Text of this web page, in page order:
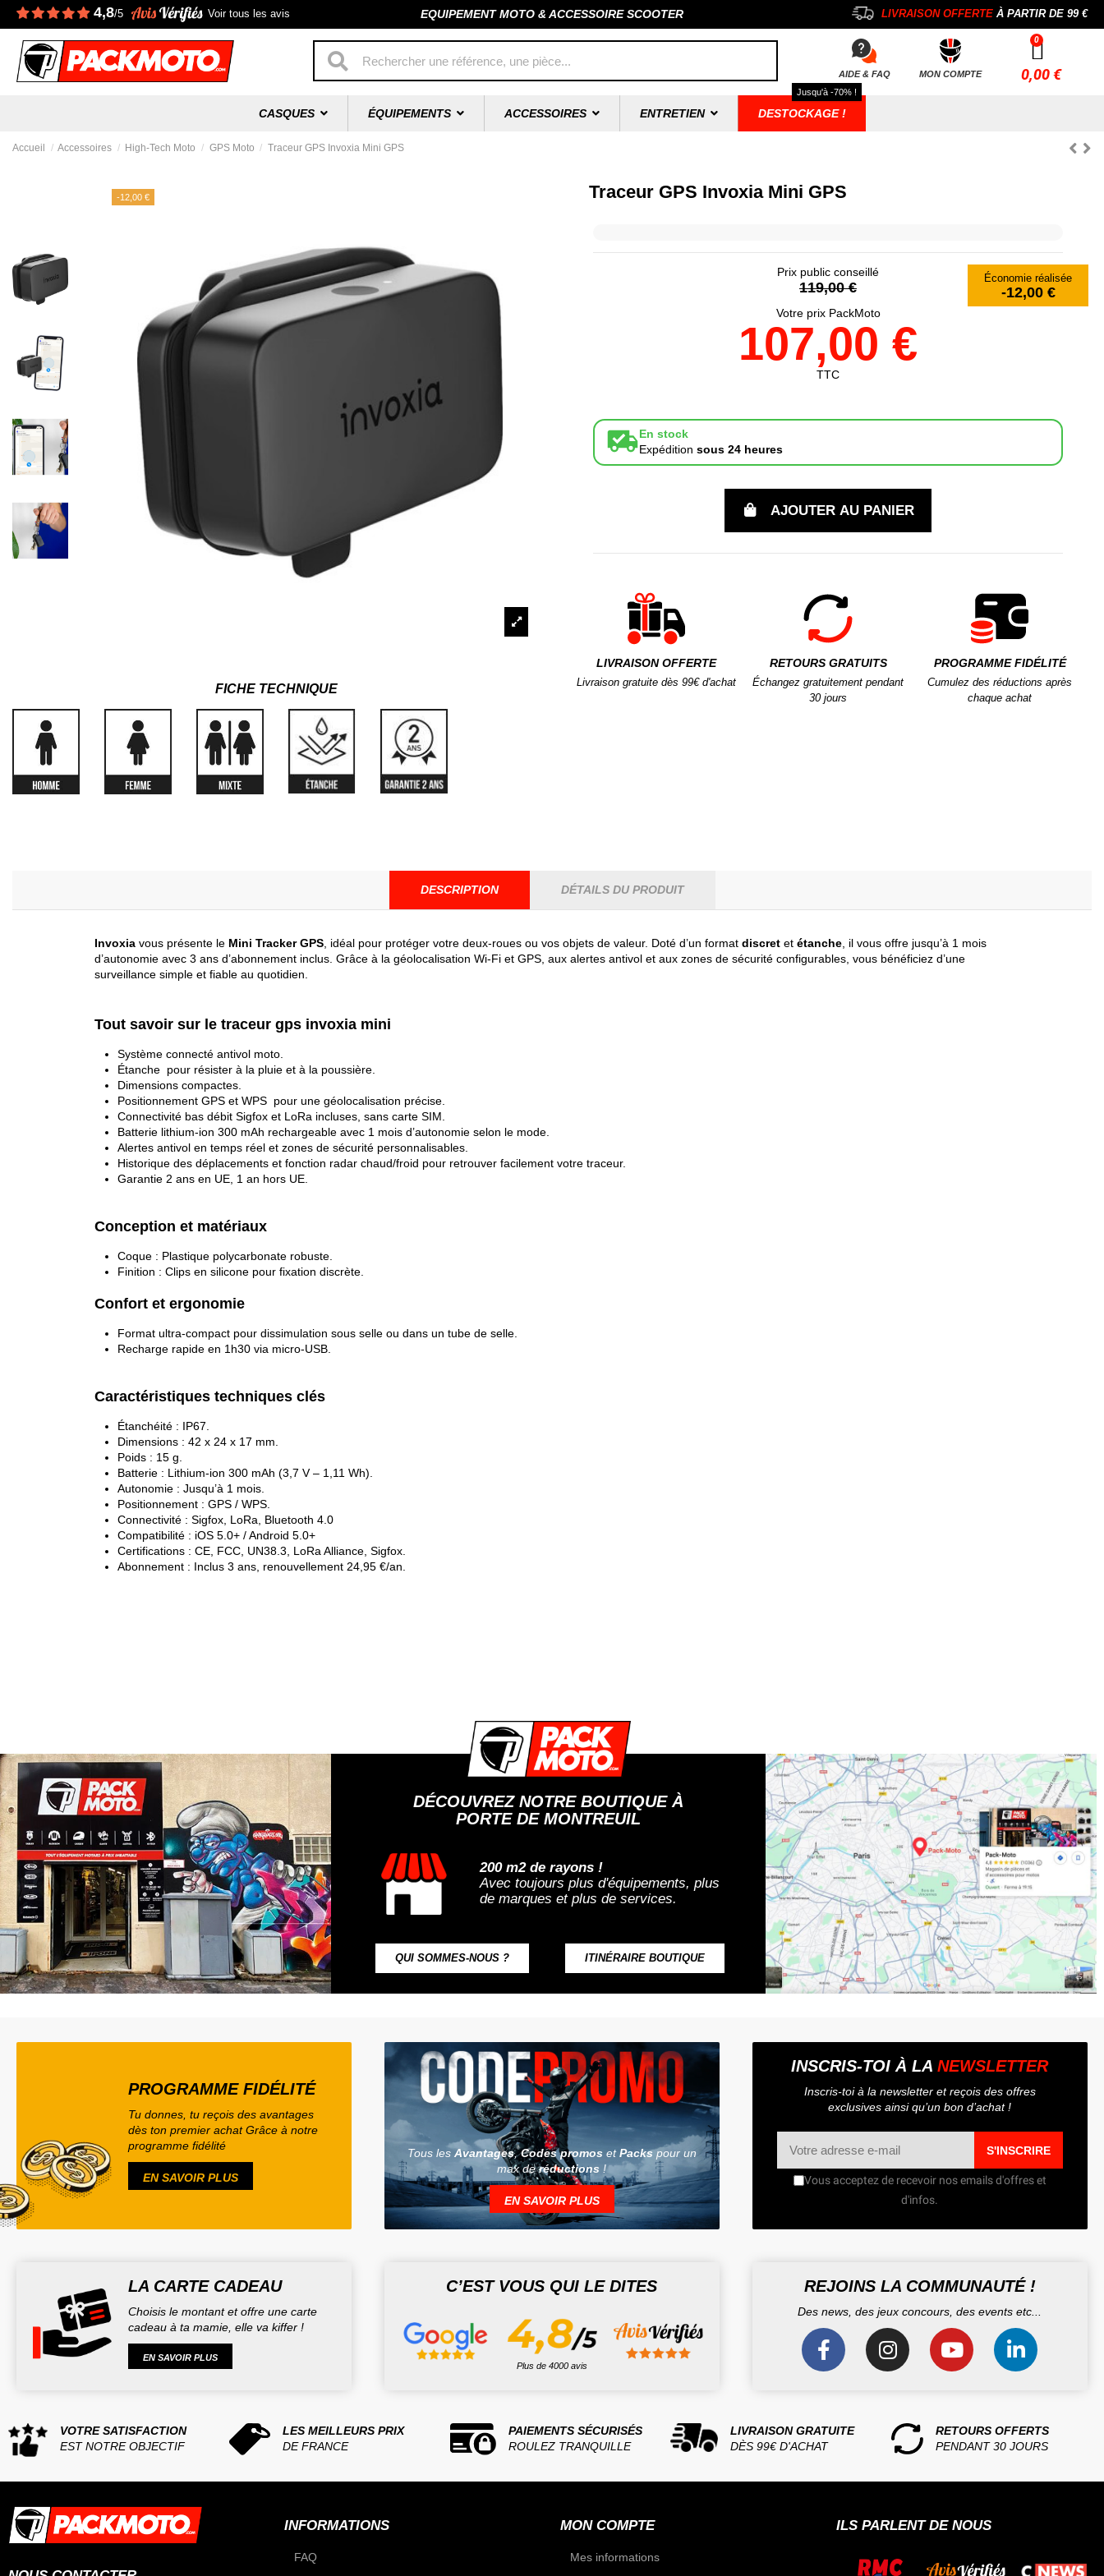
4,8/5 Voir tous les avis EQUIPEMENT MOTO & ACCESSOIRE SCOOTER LIVRAISON OFFERTEÀ PARTIR DE 99 €
AIDE & FAQ MON COMPTE 0,00 €
CASQUES ÉQUIPEMENTS ACCESSOIRES ENTRETIEN DESTOCKAGE !
Jusqu'à -70% !
Accueil Accessoires High-Tech Moto GPS Moto Traceur GPS Invoxia Mini GPS
-12,00 €
FICHE TECHNIQUE
Traceur GPS Invoxia Mini GPS
Prix public conseillé
119,00 €
Économie réalisée
-12,00 €
Votre prix PackMoto
107,00 €
TTC
En stock
Expédition sous 24 heures
AJOUTER AU PANIER
LIVRAISON OFFERTE
Livraison gratuite dès 99€ d'achat
RETOURS GRATUITS
Échangez gratuitement pendant
30 jours
PROGRAMME FIDÉLITÉ
Cumulez des réductions après
chaque achat
DESCRIPTION DÉTAILS DU PRODUIT
Invoxia vous présente le Mini Tracker GPS , idéal pour protéger votre deux-roues ou vos objets de valeur. Doté d’un format discret et étanche , il vous offre jusqu’à 1 mois
d’autonomie avec 3 ans d’abonnement inclus. Grâce à la géolocalisation Wi-Fi et GPS, aux alertes antivol et aux zones de sécurité configurables, vous bénéficiez d’une
surveillance simple et fiable au quotidien.
Tout savoir sur le traceur gps invoxia mini
Système connecté antivol moto.
Étanche pour résister à la pluie et à la poussière.
Dimensions compactes.
Positionnement GPS et WPS pour une géolocalisation précise.
Connectivité bas débit Sigfox et LoRa incluses, sans carte SIM.
Batterie lithium-ion 300 mAh rechargeable avec 1 mois d’autonomie selon le mode.
Alertes antivol en temps réel et zones de sécurité personnalisables.
Historique des déplacements et fonction radar chaud/froid pour retrouver facilement votre traceur.
Garantie 2 ans en UE, 1 an hors UE.
Conception et matériaux
Coque : Plastique polycarbonate robuste.
Finition : Clips en silicone pour fixation discrète.
Confort et ergonomie
Format ultra-compact pour dissimulation sous selle ou dans un tube de selle.
Recharge rapide en 1h30 via micro-USB.
Caractéristiques techniques clés
Étanchéité : IP67.
Dimensions : 42 x 24 x 17 mm.
Poids : 15 g.
Batterie : Lithium-ion 300 mAh (3,7 V – 1,11 Wh).
Autonomie : Jusqu’à 1 mois.
Positionnement : GPS / WPS.
Connectivité : Sigfox, LoRa, Bluetooth 4.0
Compatibilité : iOS 5.0+ / Android 5.0+
Certifications : CE, FCC, UN38.3, LoRa Alliance, Sigfox.
Abonnement : Inclus 3 ans, renouvellement 24,95 €/an.
DÉCOUVREZ NOTRE BOUTIQUE À
PORTE DE MONTREUIL
200 m2 de rayons !
Avec toujours plus d'équipements, plus
de marques et plus de services.
QUI SOMMES-NOUS ? ITINÉRAIRE BOUTIQUE
PROGRAMME FIDÉLITÉ
Tu donnes, tu reçois des avantages
dès ton premier achat Grâce à notre
programme fidélité
EN SAVOIR PLUS
Tous les Avantages,Codes promosetPackspour un
max deréductions !
EN SAVOIR PLUS
INSCRIS-TOI À LANEWSLETTER
Inscris-toi à la newsletter et reçois des offres
exclusives ainsi qu’un bon d’achat !
S'INSCRIRE
Vous acceptez de recevoir nos emails d'offres et
d'infos.
LA CARTE CADEAU
Choisis le montant et offre une carte
cadeau à ta mamie, elle va kiffer !
EN SAVOIR PLUS
C’EST VOUS QUI LE DITES
Plus de 4000 avis
REJOINS LA COMMUNAUTÉ !
Des news, des jeux concours, des events etc...
VOTRE SATISFACTION
EST NOTRE OBJECTIF
LES MEILLEURS PRIX
DE FRANCE
PAIEMENTS SÉCURISÉS
ROULEZ TRANQUILLE
LIVRAISON GRATUITE
DÈS 99€ D'ACHAT
RETOURS OFFERTS
PENDANT 30 JOURS
INFORMATIONS
FAQ
MON COMPTE
Mes informations
ILS PARLENT DE NOUS